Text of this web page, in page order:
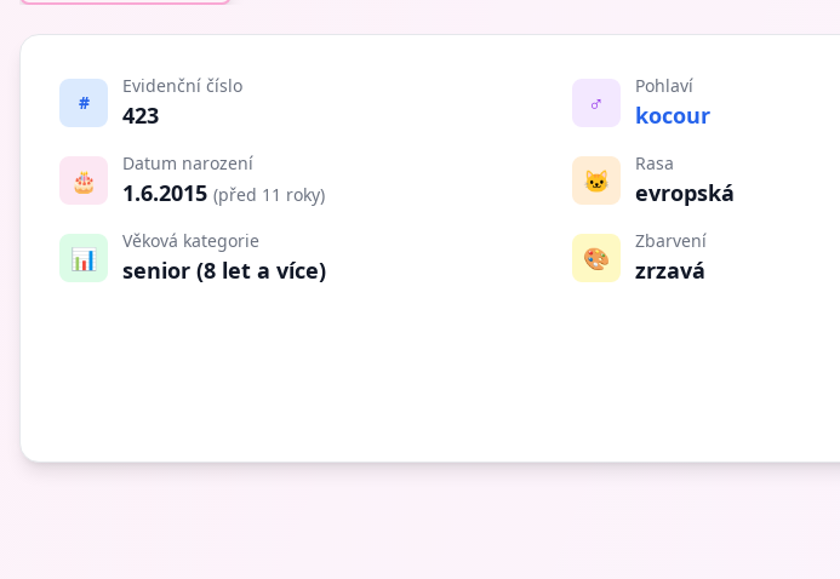
#
Evidenční číslo
423
🎂
Datum narození
1.6.2015 (před 11 roky)
📊
Věková kategorie
senior (8 let a více)
♂️
Pohlaví
kocour
🐱
Rasa
evropská
🎨
Zbarvení
zrzavá